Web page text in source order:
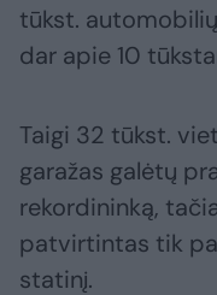
tūkst.
dar apie 10
Taigi 32 tūkst.
garažas galėtų
rekordininką,
patvirtintas tik
statinį.